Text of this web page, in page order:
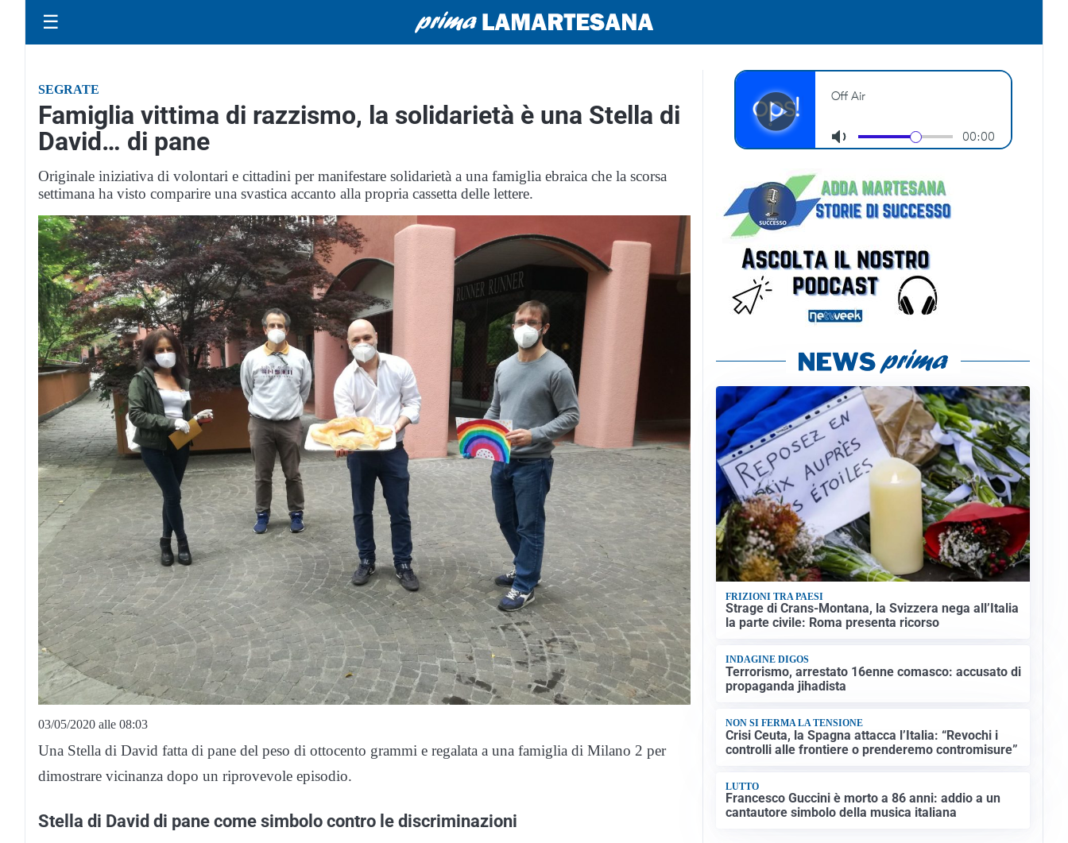
☰
SEGRATE
Famiglia vittima di razzismo, la solidarietà è una Stella di
David… di pane
Originale iniziativa di volontari e cittadini per manifestare solidarietà a una famiglia ebraica che la scorsa
settimana ha visto comparire una svastica accanto alla propria cassetta delle lettere.
03/05/2020 alle 08:03
Una Stella di David fatta di pane del peso di ottocento grammi e regalata a una famiglia di Milano 2 per
dimostrare vicinanza dopo un riprovevole episodio.
Stella di David di pane come simbolo contro le discriminazioni
FRIZIONI TRA PAESI
Strage di Crans-Montana, la Svizzera nega all’Italia
la parte civile: Roma presenta ricorso
INDAGINE DIGOS
Terrorismo, arrestato 16enne comasco: accusato di
propaganda jihadista
NON SI FERMA LA TENSIONE
Crisi Ceuta, la Spagna attacca l’Italia: “Revochi i
controlli alle frontiere o prenderemo contromisure”
LUTTO
Francesco Guccini è morto a 86 anni: addio a un
cantautore simbolo della musica italiana